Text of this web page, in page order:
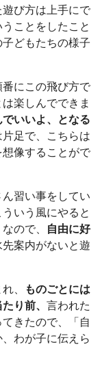
び方は上手にで
うことをしたこと
どもたちの様子
にこの飛び方で
楽しんでできま
でいいよ、となる
足で、こちらは
像することがで
ん習い事をしてい
ういう風にやると
ので、
自由に好
先案内がないと遊
、
ものごとには
り前、 言われた
きたので、「自
わが子に伝えら